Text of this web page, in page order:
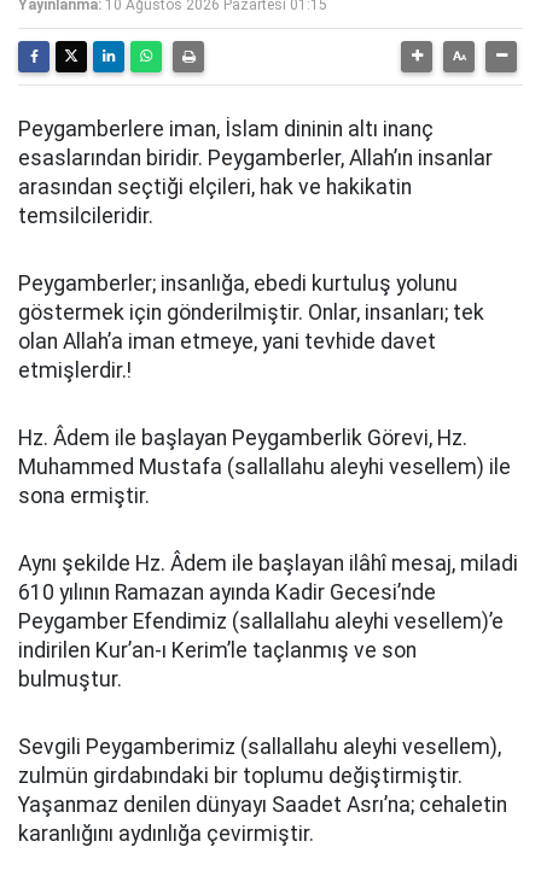
Yayınlanma: 10 Ağustos 2026 Pazartesi 01:15
Peygamberlere iman, İslam dininin altı inanç
esaslarından biridir. Peygamberler, Allah’ın insanlar
arasından seçtiği elçileri, hak ve hakikatin
temsilcileridir.
Peygamberler; insanlığa, ebedi kurtuluş yolunu
göstermek için gönderilmiştir. Onlar, insanları; tek
olan Allah’a iman etmeye, yani tevhide davet
etmişlerdir.!
Hz. Âdem ile başlayan Peygamberlik Görevi, Hz.
Muhammed Mustafa (sallallahu aleyhi vesellem) ile
sona ermiştir.
Aynı şekilde Hz. Âdem ile başlayan ilâhî mesaj, miladi
610 yılının Ramazan ayında Kadir Gecesi’nde
Peygamber Efendimiz (sallallahu aleyhi vesellem)’e
indirilen Kur’an-ı Kerim’le taçlanmış ve son
bulmuştur.
Sevgili Peygamberimiz (sallallahu aleyhi vesellem),
zulmün girdabındaki bir toplumu değiştirmiştir.
Yaşanmaz denilen dünyayı Saadet Asrı’na; cehaletin
karanlığını aydınlığa çevirmiştir.